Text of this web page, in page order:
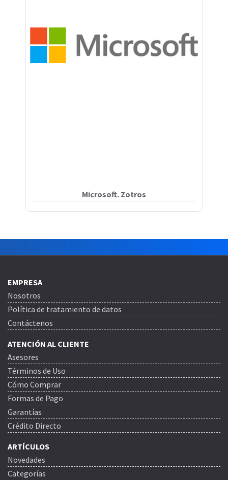
Microsoft. Zotros
EMPRESA
Nosotros
Política de tratamiento de datos
Contáctenos
ATENCIÓN AL CLIENTE
Asesores
Términos de Uso
Cómo Comprar
Formas de Pago
Garantías
Crédito Directo
ARTÍCULOS
Novedades
Categorías